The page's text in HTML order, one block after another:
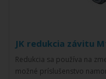
JK redukcia závitu
Redukcia sa používa na
možné príslušenstvo